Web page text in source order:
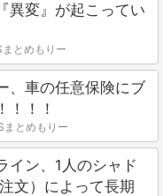
異変』が起こってい
まとめもりー
、車の任意保険にブ
！！！
まとめもりー
イン、1人のシャド
文）によって長期